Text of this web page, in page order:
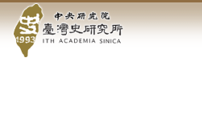
到中
央